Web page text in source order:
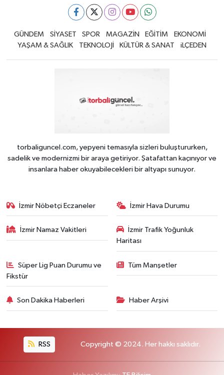
GÜNDEM SİYASET SPOR MAGAZİN EĞİTİM
EKONOMİ
YAŞAM & SAĞLIK
TEKNOLOJİ KÜLTÜR & SANAT iLÇEDEN
torbaliguncel.com, yepyeni temasıyla sizleri buluştururken,
sadelik ve modernizmi bir araya getiriyor. Şatafattan kaçınıyor ve
insanlara haber okuyabilecekleri bir altyapı sunuyor.
İzmir Nöbetçi Eczaneler İzmir Hava Durumu
İzmir Namaz Vakitleri
İzmir Trafik Yoğunluk
Haritası
Süper Lig Puan Durumu ve
Fikstür
Tüm Manşetler
Son Dakika Haberleri Haber Arşivi
RSS Copyright © 2024. Her hakkı saklıdır.